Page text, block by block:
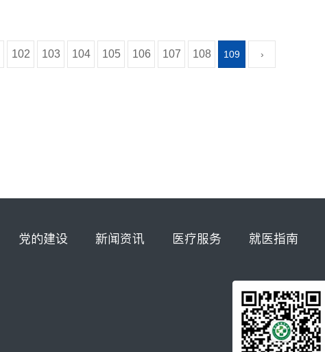
102 103 104 105 106 107 108 109 ›
党的建设 新闻资讯 医疗服务 就医指南